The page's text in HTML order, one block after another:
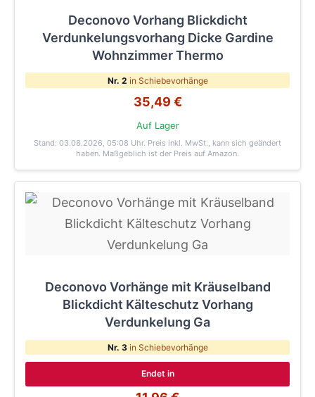
Deconovo Vorhang Blickdicht
Verdunkelungsvorhang Dicke Gardine
Wohnzimmer Thermo
Nr. 2 in Schiebevorhänge
35,49 €
Auf Lager
Stand: 03.08.2026, 05:08 Uhr. Preis inkl. MwSt., kann sich geändert
haben. Maßgeblich ist der Preis auf Amazon.
Deconovo Vorhänge mit Kräuselband
Blickdicht Kälteschutz Vorhang
Verdunkelung Ga
Nr. 3in Schiebevorhänge
Endet in